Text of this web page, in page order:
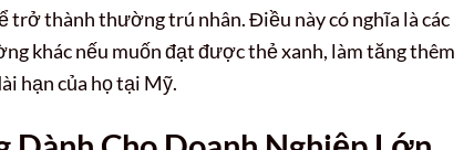
trở thành thường trú nhân. Điều này có nghĩa là các
khác nếu muốn đạt được thẻ xanh, làm tăng thêm
hạn của họ tại Mỹ.